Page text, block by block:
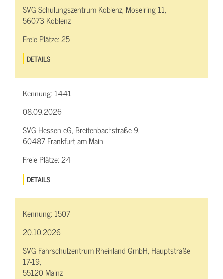
SVG Schulungszentrum Koblenz, Moselring 11,
56073 Koblenz
Freie Plätze:25
DETAILS
Kennung: 1441
08.09.2026
SVG Hessen eG, Breitenbachstraße 9,
60487 Frankfurt am Main
Freie Plätze:24
DETAILS
Kennung: 1507
20.10.2026
SVG Fahrschulzentrum Rheinland GmbH, Hauptstraße
17-19,
55120 Mainz